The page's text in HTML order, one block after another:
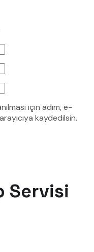
için adım, e-
kaydedilsin.
Servisi